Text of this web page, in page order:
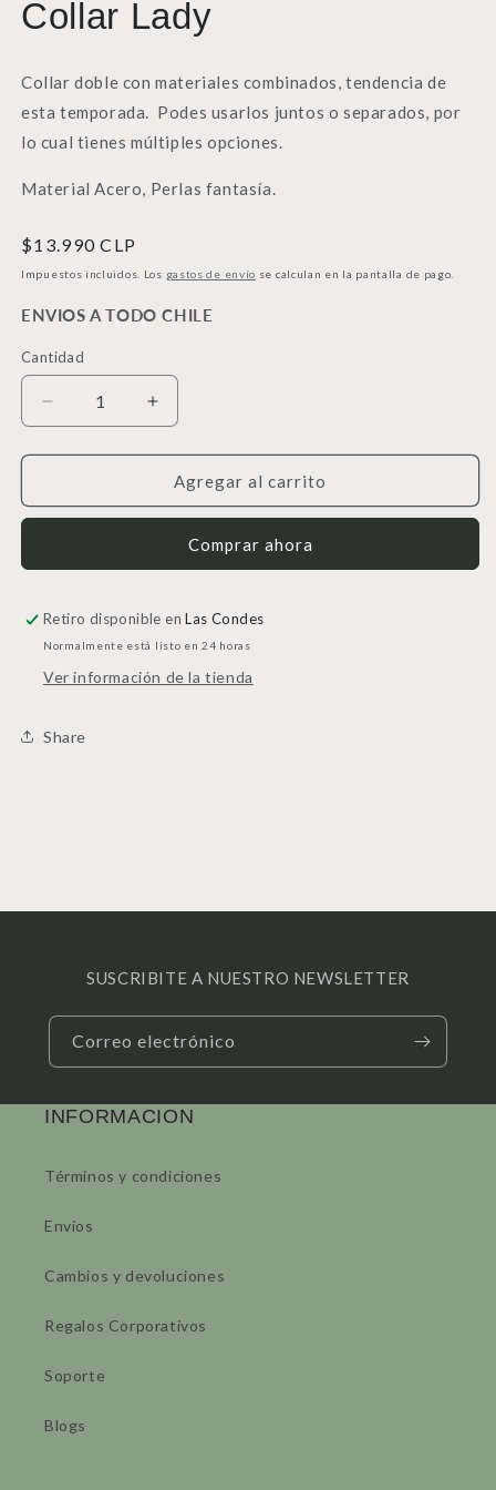
una
ventana
Collar Lady
Collar doble con materiales combinados, tendencia de
esta temporada. Podes usarlos juntos o separados, por
lo cual tienes múltiples opciones.
Material Acero, Perlas fantasía.
Precio
habitual
$13.990 CLP
Impuestos incluidos. Los gastos de envío se calculan en la pantalla de pago.
ENVIOS A TODO CHILE
Cantidad
Cantidad
Reducir
cantidad
para
Lady
Aumentar
cantidad
para
Collar
Lady
Agregar al carrito
Comprar ahora
Retiro disponible enLas Condes
Normalmente está listo en 24 horas
Ver información de la tienda
Share
SUSCRIBITE A NUESTRO NEWSLETTER
Correo electrónico
INFORMACION
Términos y condiciones
Envíos
Cambios y devoluciones
Regalos Corporativos
Soporte
Blogs